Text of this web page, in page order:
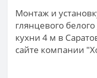
Монтаж и
глянцевого белого
кухни 4 м в
сайте компании